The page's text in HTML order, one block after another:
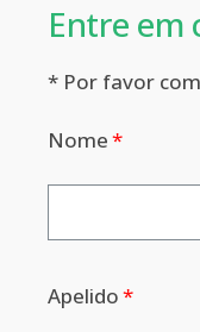
Entre em
* Por favor
Nome
Apelido